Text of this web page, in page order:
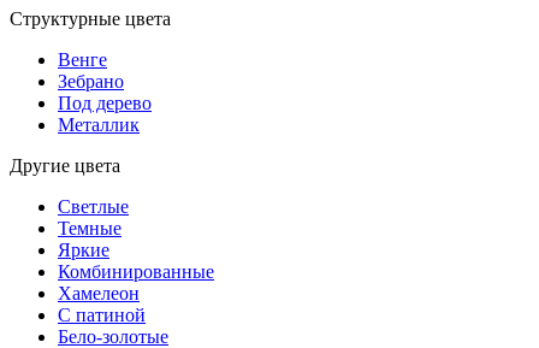
Структурные цвета
Венге
Зебрано
Под дерево
Металлик
Другие цвета
Светлые
Темные
Яркие
Комбинированные
Хамелеон
С патиной
Бело-золотые